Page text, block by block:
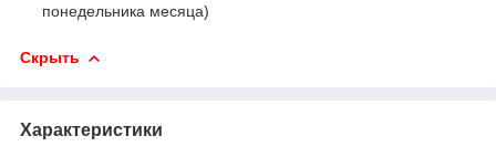
понедельника месяца)
Скрыть
Характеристики